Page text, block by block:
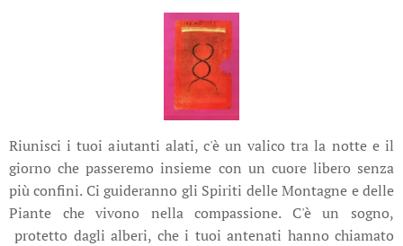
Riunisci i tuoi aiutanti alati, c'è un valico tra la notte e il
giorno che passeremo insieme con un cuore libero senza
più confini. Ci guideranno gli Spiriti delle Montagne e delle
Piante che vivono nella compassione. C'è un sogno,
protetto dagli alberi, che i tuoi antenati hanno chiamato